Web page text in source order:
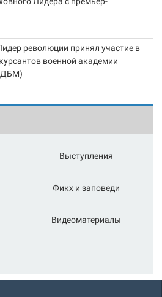
революции принял участие в
военной академии
Выступления
Фикх и заповеди
Видеоматериалы